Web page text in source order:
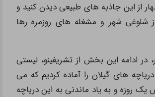
از این جاذبه های طبیعی دیدن کنید و
شلوغی شهر و مشغله های روزمره رها
در ادامه این بخش از تشریفینو، لیستی
های گیلان را آماده کردیم که می
یک روزه و به یاد ماندنی به این دریاچه